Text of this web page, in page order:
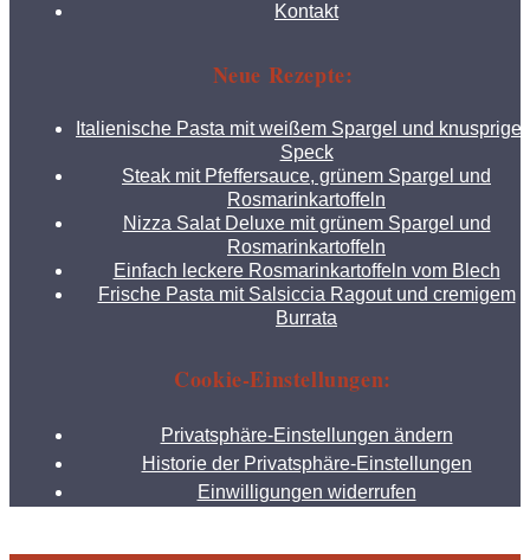
Kontakt
Neue Rezepte:
Italienische Pasta mit weißem Spargel und
Speck
Steak mit Pfeffersauce, grünem Spargel und
Rosmarinkartoffeln
Nizza Salat Deluxe mit grünem Spargel und
Rosmarinkartoffeln
Einfach leckere Rosmarinkartoffeln vom Blech
Frische Pasta mit Salsiccia Ragout und cremigem
Burrata
Cookie-Einstellungen:
Privatsphäre-Einstellungen ändern
Historie der Privatsphäre-Einstellungen
Einwilligungen widerrufen